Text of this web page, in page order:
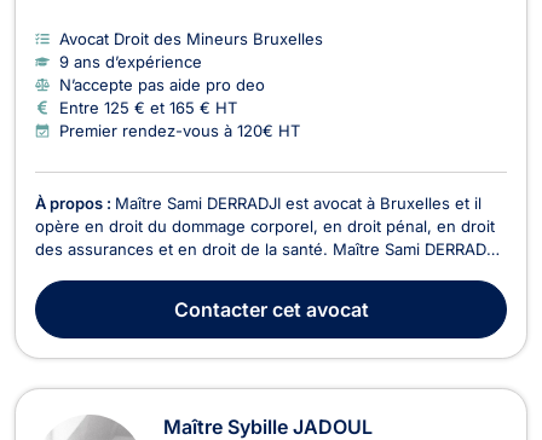
Avocat Droit des Mineurs Bruxelles
9 ans d’expérience
N’accepte pas aide pro deo
Entre 125 € et 165 € HT
Premier rendez-vous à 120€ HT
À propos : Maître Sami DERRADJI est avocat à Bruxelles et il
opère en droit du dommage corporel, en droit pénal, en droit
des assurances et en droit de la santé. Maître Sami DERRADJI
suite à un accident, une agression ou une erreur médicale.
Son objectif est de vous accompagn...
Contactercet avocat
Maître Sybille JADOUL